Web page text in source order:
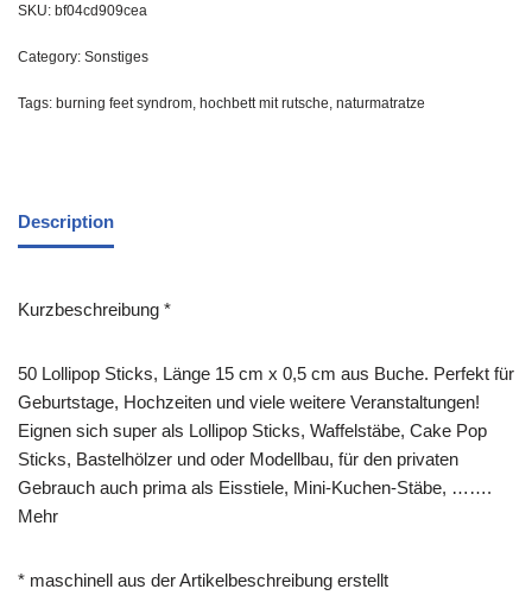
SKU: bf04cd909cea
Category: Sonstiges
Tags: burning feet syndrom, hochbett mit rutsche, naturmatratze
Description
Kurzbeschreibung *
50 Lollipop Sticks, Länge 15 cm x 0,5 cm aus Buche. Perfekt für
Geburtstage, Hochzeiten und viele weitere Veranstaltungen!
Eignen sich super als Lollipop Sticks, Waffelstäbe, Cake Pop
Sticks, Bastelhölzer und oder Modellbau, für den privaten
Gebrauch auch prima als Eisstiele, Mini-Kuchen-Stäbe, …….
Mehr
* maschinell aus der Artikelbeschreibung erstellt